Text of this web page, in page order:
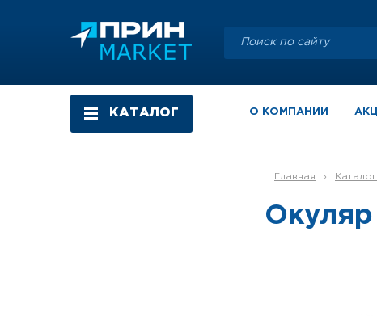
КАТАЛОГ О КОМПАНИИ
Главная › Каталог
Окуляр